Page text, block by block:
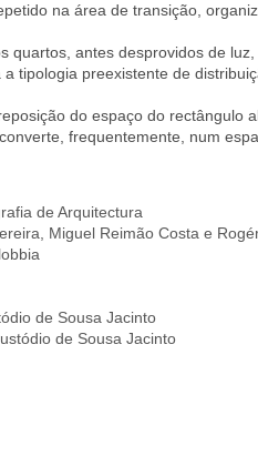
na área de transição,
quartos, antes desprovidos de
tipologia preexistente de
do espaço do rectângulo
frequentemente, num
de Arquitectura
Miguel Reimão Costa e
de Sousa Jacinto
de Sousa Jacinto